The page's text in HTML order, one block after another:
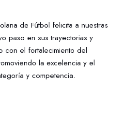
de Fútbol felicita a nuestras
paso en sus trayectorias y
con el fortalecimiento del
la excelencia y el
y competencia.